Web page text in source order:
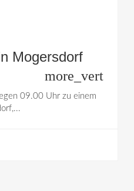
Mogersdorf
more_vert
09.00 Uhr zu einem